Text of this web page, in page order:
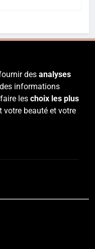
des analyses
informations
les choix les plus
votre beauté et votre